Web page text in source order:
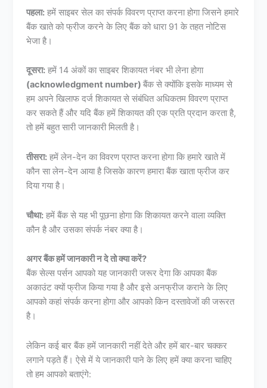
पहला: हमें साइबर सेल का संपर्क विवरण प्राप्त करना होगा जिसने हमारे
बैंक खाते को फ्रीज करने के लिए बैंक को धारा 91 के तहत नोटिस
भेजा है।
दूसरा: हमें 14 अंकों का साइबर शिकायत नंबर भी लेना होगा
(acknowledgment number)बैंक से क्योंकि इसके माध्यम से
हम अपने खिलाफ दर्ज शिकायत से संबंधित अधिकतम विवरण प्राप्त
कर सकते हैं और यदि बैंक हमें शिकायत की एक प्रति प्रदान करता है,
तो हमें बहुत सारी जानकारी मिलती है।
तीसरा: हमें लेन-देन का विवरण प्राप्त करना होगा कि हमारे खाते में
कौन सा लेन-देन आया है जिसके कारण हमारा बैंक खाता फ्रीज कर
दिया गया है।
चौथा: हमें बैंक से यह भी पूछना होगा कि शिकायत करने वाला व्यक्ति
कौन है और उसका संपर्क नंबर क्या है।
अगर बैंक हमें जानकारी न दे तो क्या करें?
बैंक सेल्स पर्सन आपको यह जानकारी जरूर देगा कि आपका बैंक
अकाउंट क्यों फ्रीज किया गया है और इसे अनफ्रीज कराने के लिए
आपको कहां संपर्क करना होगा और आपको किन दस्तावेजों की जरूरत
है।
लेकिन कई बार बैंक हमें जानकारी नहीं देते और हमें बार-बार चक्कर
लगाने पड़ते हैं। ऐसे में ये जानकारी पाने के लिए हमें क्या करना चाहिए
तो हम आपको बताएंगे: